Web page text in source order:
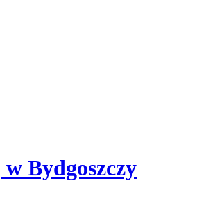
w Bydgoszczy